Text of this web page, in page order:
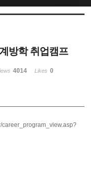
방학 취업캠프
4014 Likes 0
career_program_view.asp?
북5
북5